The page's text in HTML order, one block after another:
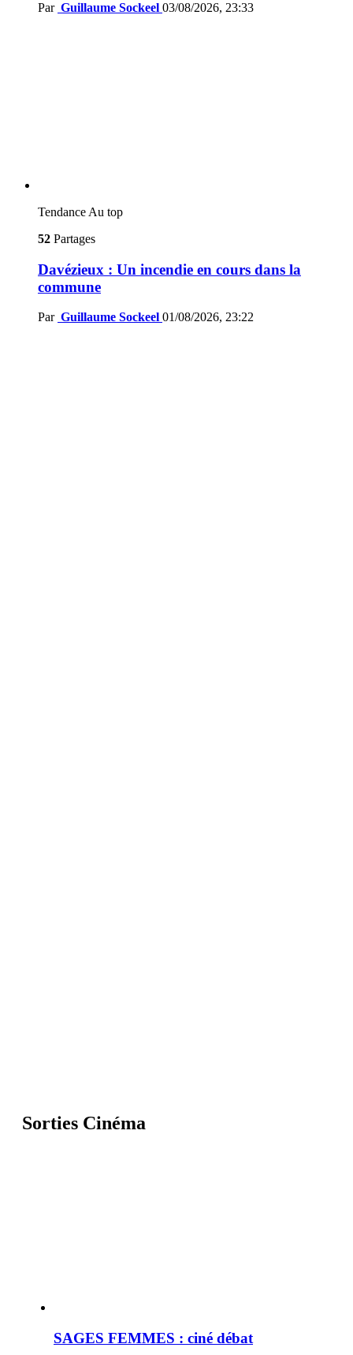
Par Guillaume Sockeel 03/08/2026, 23:33
Tendance Au top
52 Partages
Davézieux : Un incendie en cours dans la
commune
Par Guillaume Sockeel 01/08/2026, 23:22
Sorties Cinéma
SAGES FEMMES : ciné débat